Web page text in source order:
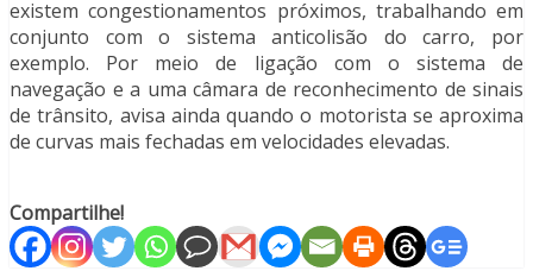
existem congestionamentos próximos, trabalhando em
conjunto com o sistema anticolisão do carro, por
exemplo. Por meio de ligação com o sistema de
navegação e a uma câmara de reconhecimento de sinais
de trânsito, avisa ainda quando o motorista se aproxima
de curvas mais fechadas em velocidades elevadas.
Compartilhe!